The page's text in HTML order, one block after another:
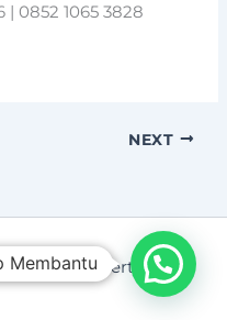
| 0852 1065 3828
NEXT
Jaya Property
Membantu